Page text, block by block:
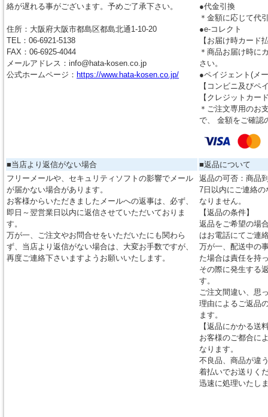
絡が遅れる事がございます。予めご了承下さい。
住所：大阪府大阪市都島区都島北通1-10-20
TEL：06-6921-5138
FAX：06-6925-4044
メールアドレス：info@hata-kosen.co.jp
公式ホームページ： https://www.hata-kosen.co.jp/
●代金引換
＊金額に応じて代
●e-コレクト
【お届け時カード
＊商品お届け時に
さい。
●ペイジェント(メ
【コンビニ及びペ
【クレジットカー
＊ご注文専用のお
で、 金額をご確認
■当店より返信がない場合
■返品について
フリーメールや、セキュリティソフトの影響でメール
が届かない場合があります。
お客様からいただきましたメールへの返事は、必ず、
即日～翌営業日以内に返信させていただいておりま
す。
万が一、ご注文やお問合せをいただいたにも関わら
ず、当店より返信がない場合は、大変お手数ですが、
再度ご連絡下さいますようお願いいたします。
返品の可否：商品
7日以内にご連絡
なりません。
【返品の条件】
返品をご希望の場
はお電話にてご連
万が一、配送中の
た場合は責任を持
その際に発生する
す。
ご注文間違い、思
理由によるご返品
ます。
【返品にかかる送
お客様のご都合に
なります。
不良品、商品が違
着払いでお送りく
迅速に処理いたし